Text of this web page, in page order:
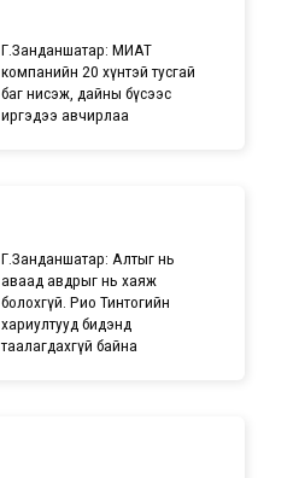
Г.Занданшатар: МИАТ
компанийн 20 хүнтэй тусгай
баг нисэж, дайны бүсээс
иргэдээ авчирлаа
Г.Занданшатар: Алтыг нь
аваад авдрыг нь хаяж
болохгүй. Рио Тинтогийн
хариултууд бидэнд
таалагдахгүй байна